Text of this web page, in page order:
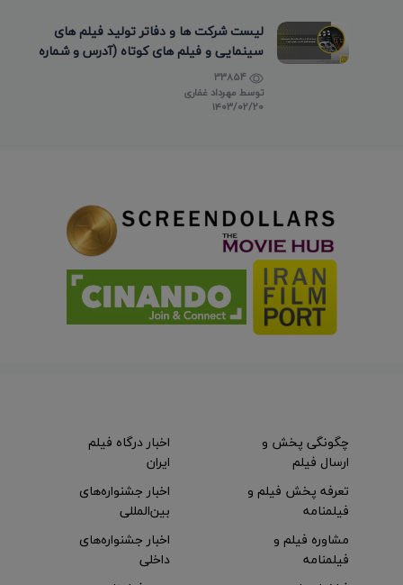
لیست شرکت ها و دفاتر تولید فیلم های
سینمایی و فیلم های کوتاه (آدرس و شماره
تماس)
توسط مهرداد غفاری
۱۴۰۳/۰۲/۲۰
چگونگی پخش و
ارسال فیلم
تعرفه پخش فیلم و
فیلمنامه
مشاوره فیلم و
فیلمنامه
اخبار درگاه فیلم
ایران
اخبار جشنواره‌های
بین‌المللی
اخبار جشنواره‌های
داخلی